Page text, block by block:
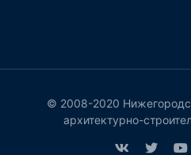
© 2008-2020
архитектурно-